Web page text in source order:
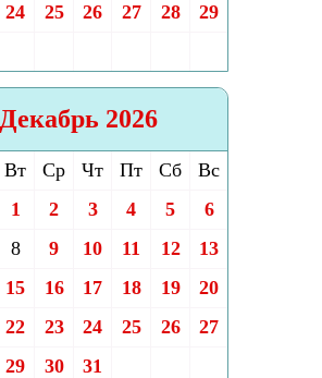
24 25 26 27 28
29
Декабрь 2026
Вт Ср Чт Пт Сб
Вс
1 2 3 4 5
6
8 9 10 11 12
13
15 16 17 18 19
20
22 23 24 25 26
27
29 30 31